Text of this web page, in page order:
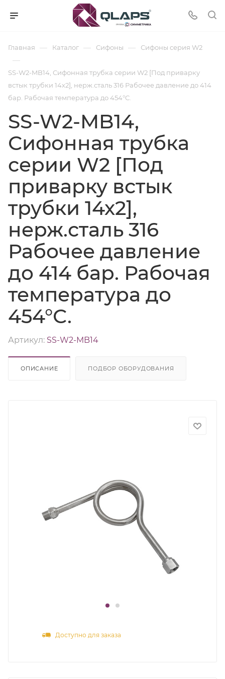
Главная — Каталог — Сифоны — Сифоны cерия W2
—
SS-W2-MB14, Сифонная трубка серии W2 [Под приварку
встык трубки 14х2], нерж.сталь 316 Рабочее давление до 414
бар. Рабочая температура до 454°С.
SS-W2-MB14,
Сифонная трубка
серии W2 [Под
приварку встык
трубки 14х2],
нерж.сталь 316
Рабочее давление
до 414 бар. Рабочая
температура до
454°С.
Артикул: SS-W2-MB14
ОПИСАНИЕ ПОДБОР ОБОРУДОВАНИЯ
Доступно для заказа